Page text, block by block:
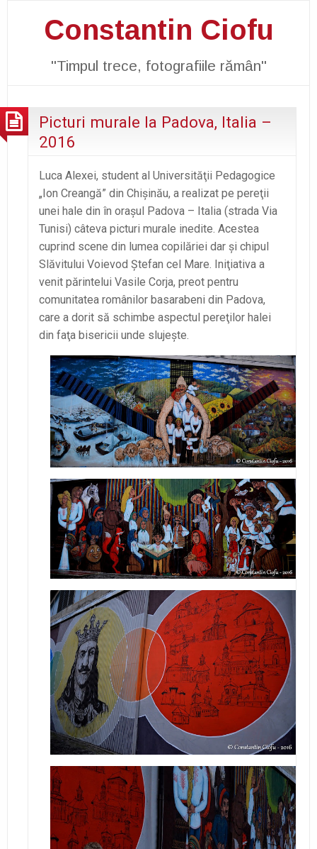
Constantin Ciofu
"Timpul trece, fotografiile rămân"
Picturi murale la Padova, Italia –
2016
Luca Alexei, student al Universităţii Pedagogice
„Ion Creangă” din Chişinău, a realizat pe pereţii
unei hale din în oraşul Padova – Italia (strada Via
Tunisi) câteva picturi murale inedite. Acestea
cuprind scene din lumea copilăriei dar şi chipul
Slăvitului Voievod Ştefan cel Mare. Iniţiativa a
venit părintelui Vasile Corja, preot pentru
comunitatea românilor basarabeni din Padova,
care a dorit să schimbe aspectul pereţilor halei
din faţa bisericii unde slujeşte.